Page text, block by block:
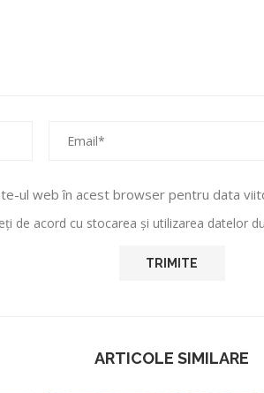
ul web în acest browser pentru data
de acord cu stocarea și utilizarea datelor
ARTICOLE SIMILARE